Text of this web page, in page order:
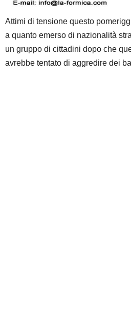
Attimi di tensione questo
a quanto emerso di nazionalità
un gruppo di cittadini dopo che
avrebbe tentato di aggredire dei